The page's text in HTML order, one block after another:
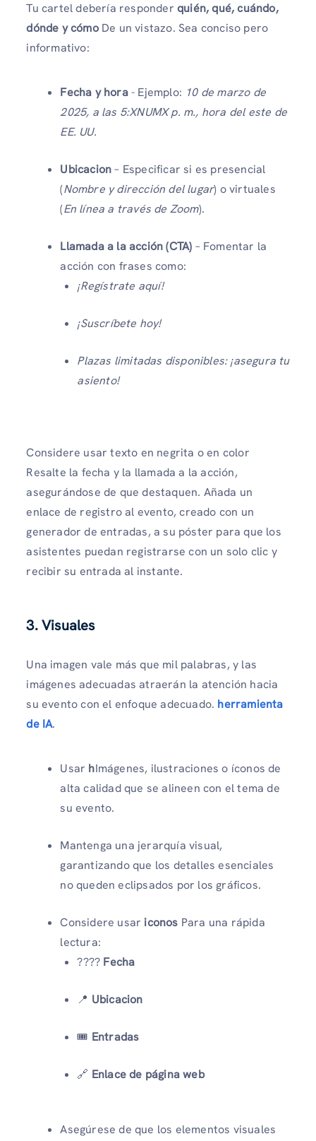
Tu cartel debería responder quién, qué, cuándo,
dónde y cómoDe un vistazo. Sea conciso pero
informativo:
Fecha y hora- Ejemplo: 10 de marzo de
2025, a las 5:XNUMX p. m., hora del este de
EE. UU.
Ubicacion– Especificar si es presencial
(Nombre y dirección del lugar) o virtuales
(En línea a través de Zoom).
Llamada a la acción (CTA) – Fomentar la
acción con frases como:
¡Regístrate aquí!
¡Suscríbete hoy!
Plazas limitadas disponibles: ¡asegura tu
asiento!
Considere usar texto en negrita o en color
Resalte la fecha y la llamada a la acción,
asegurándose de que destaquen. Añada un
enlace de registro al evento, creado con un
generador de entradas, a su póster para que los
asistentes puedan registrarse con un solo clic y
recibir su entrada al instante.
3. Visuales
Una imagen vale más que mil palabras, y las
imágenes adecuadas atraerán la atención hacia
su evento con el enfoque adecuado. herramienta
de IA.
Usar hImágenes, ilustraciones o íconos de
alta calidad que se alineen con el tema de
su evento.
Mantenga una jerarquía visual,
garantizando que los detalles esenciales
no queden eclipsados ​​por los gráficos.
Considere usar iconos Para una rápida
lectura:
???? Fecha
📍 Ubicacion
🎟️ Entradas
🔗 Enlace de página web
Asegúrese de que los elementos visuales